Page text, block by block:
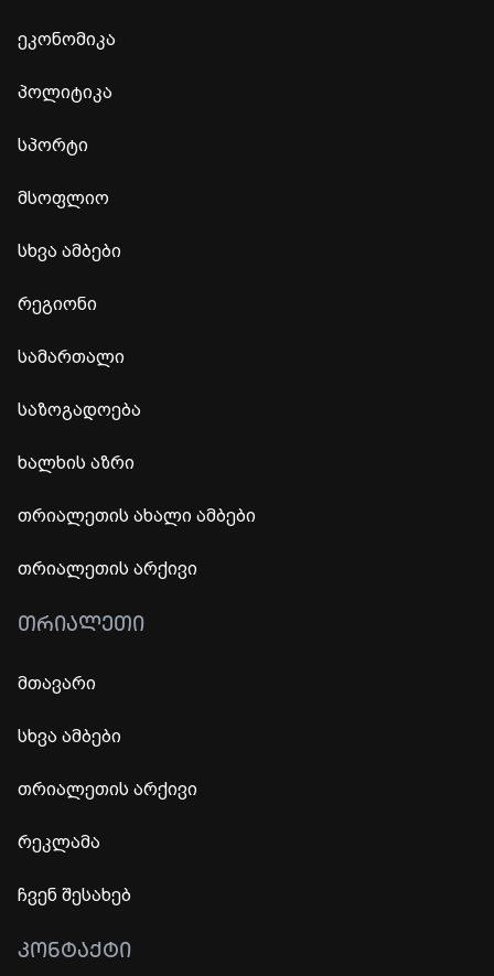
ეკონომიკა
პოლიტიკა
სპორტი
მსოფლიო
სხვა ამბები
რეგიონი
სამართალი
საზოგადოება
ხალხის აზრი
თრიალეთის ახალი ამბები
თრიალეთის არქივი
ᲗᲠᲘᲐᲚᲔᲗᲘ
მთავარი
სხვა ამბები
თრიალეთის არქივი
რეკლამა
ჩვენ შესახებ
ᲙᲝᲜᲢᲐᲥᲢᲘ